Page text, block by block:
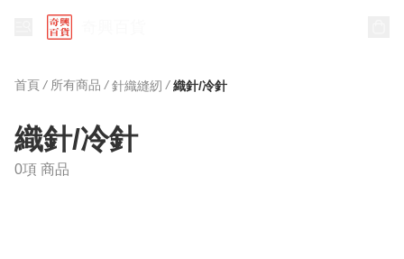
首頁 / 所有商品 / 針織縫紉 / 織針/冷針
織針/冷針
0項 商品